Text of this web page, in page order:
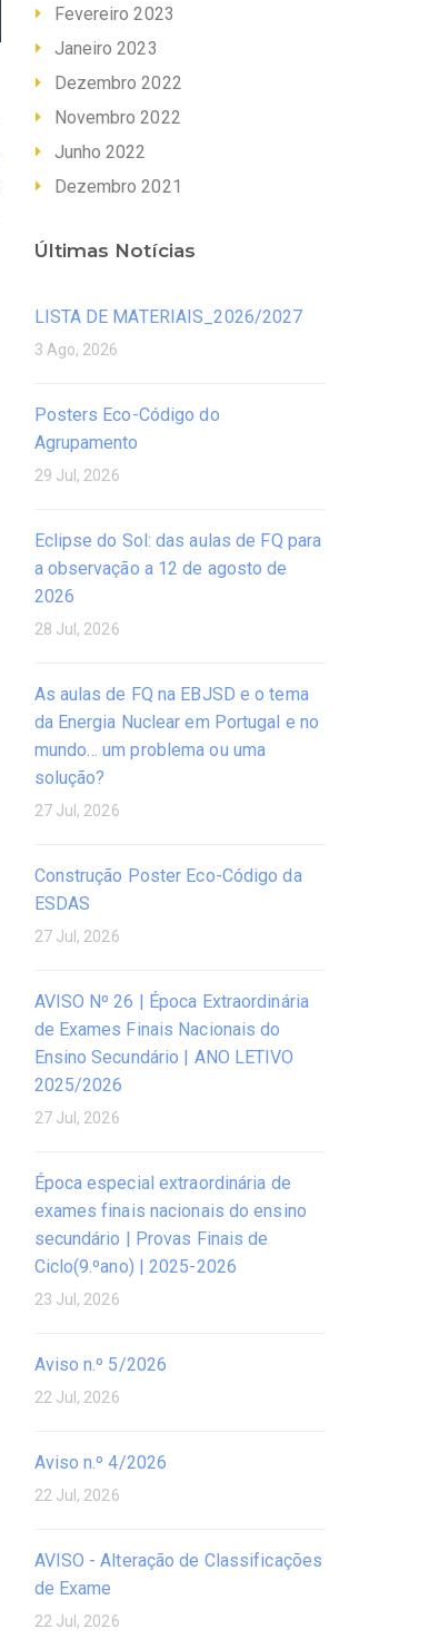
Fevereiro 2023
Janeiro 2023
Dezembro 2022
Novembro 2022
Junho 2022
Dezembro 2021
Últimas Notícias
LISTA DE MATERIAIS_2026/2027
3 Ago, 2026
Posters Eco-Código do
Agrupamento
29 Jul, 2026
Eclipse do Sol: das aulas de FQ para
a observação a 12 de agosto de
2026
28 Jul, 2026
As aulas de FQ na EBJSD e o tema
da Energia Nuclear em Portugal e no
mundo… um problema ou uma
solução?
27 Jul, 2026
Construção Poster Eco-Código da
ESDAS
27 Jul, 2026
AVISO Nº 26 | Época Extraordinária
de Exames Finais Nacionais do
Ensino Secundário | ANO LETIVO
2025/2026
27 Jul, 2026
Época especial extraordinária de
exames finais nacionais do ensino
secundário | Provas Finais de
Ciclo(9.ºano) | 2025-2026
23 Jul, 2026
Aviso n.º 5/2026
22 Jul, 2026
Aviso n.º 4/2026
22 Jul, 2026
AVISO - Alteração de Classificações
de Exame
22 Jul, 2026